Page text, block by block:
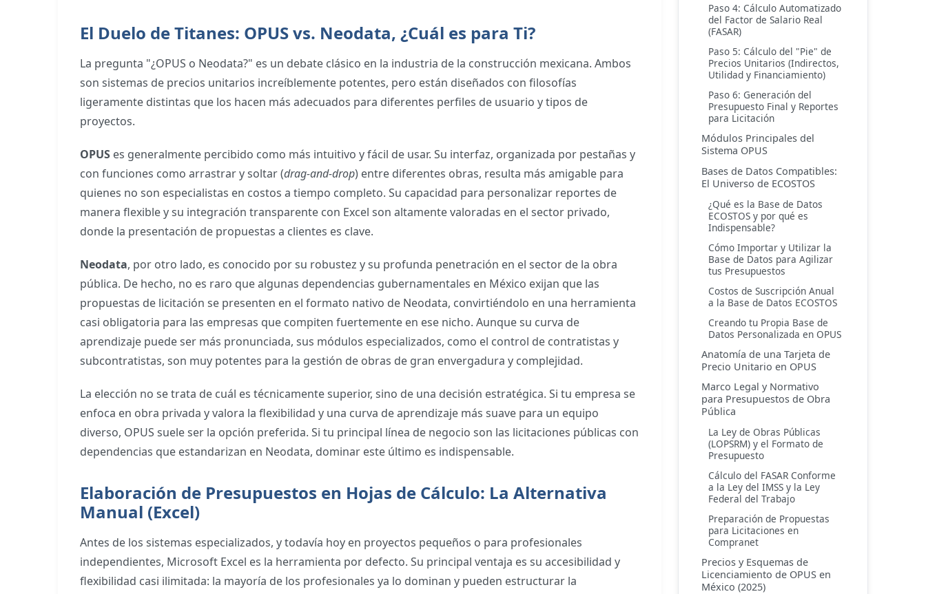
El Duelo de Titanes: OPUS vs. Neodata, ¿Cuál es para Ti?
La pregunta "¿OPUS o Neodata?" es un debate clásico en la industria de la construcción mexicana. Ambos
son sistemas de precios unitarios increíblemente potentes, pero están diseñados con filosofías
ligeramente distintas que los hacen más adecuados para diferentes perfiles de usuario y tipos de
proyectos.
OPUS es generalmente percibido como más intuitivo y fácil de usar. Su interfaz, organizada por pestañas y
con funciones como arrastrar y soltar (drag-and-drop) entre diferentes obras, resulta más amigable para
quienes no son especialistas en costos a tiempo completo. Su capacidad para personalizar reportes de
manera flexible y su integración transparente con Excel son altamente valoradas en el sector privado,
donde la presentación de propuestas a clientes es clave.
Neodata, por otro lado, es conocido por su robustez y su profunda penetración en el sector de la obra
pública. De hecho, no es raro que algunas dependencias gubernamentales en México exijan que las
propuestas de licitación se presenten en el formato nativo de Neodata, convirtiéndolo en una herramienta
casi obligatoria para las empresas que compiten fuertemente en ese nicho. Aunque su curva de
aprendizaje puede ser más pronunciada, sus módulos especializados, como el control de contratistas y
subcontratistas, son muy potentes para la gestión de obras de gran envergadura y complejidad.
La elección no se trata de cuál es técnicamente superior, sino de una decisión estratégica. Si tu empresa se
enfoca en obra privada y valora la flexibilidad y una curva de aprendizaje más suave para un equipo
diverso, OPUS suele ser la opción preferida. Si tu principal línea de negocio son las licitaciones públicas con
dependencias que estandarizan en Neodata, dominar este último es indispensable.
Elaboración de Presupuestos en Hojas de Cálculo: La Alternativa
Manual (Excel)
Antes de los sistemas especializados, y todavía hoy en proyectos pequeños o para profesionales
independientes, Microsoft Excel es la herramienta por defecto. Su principal ventaja es su accesibilidad y
flexibilidad casi ilimitada: la mayoría de los profesionales ya lo dominan y pueden estructurar la
Paso 4: Cálculo Automatizado
del Factor de Salario Real
(FASAR)
Paso 5: Cálculo del "Pie" de
Precios Unitarios (Indirectos,
Utilidad y Financiamiento)
Paso 6: Generación del
Presupuesto Final y Reportes
para Licitación
Módulos Principales del
Sistema OPUS
Bases de Datos Compatibles:
El Universo de ECOSTOS
¿Qué es la Base de Datos
ECOSTOS y por qué es
Indispensable?
Cómo Importar y Utilizar la
Base de Datos para Agilizar
tus Presupuestos
Costos de Suscripción Anual
a la Base de Datos ECOSTOS
Creando tu Propia Base de
Datos Personalizada en OPUS
Anatomía de una Tarjeta de
Precio Unitario en OPUS
Marco Legal y Normativo
para Presupuestos de Obra
Pública
La Ley de Obras Públicas
(LOPSRM) y el Formato de
Presupuesto
Cálculo del FASAR Conforme
a la Ley del IMSS y la Ley
Federal del Trabajo
Preparación de Propuestas
para Licitaciones en
Compranet
Precios y Esquemas de
Licenciamiento de OPUS en
México (2025)